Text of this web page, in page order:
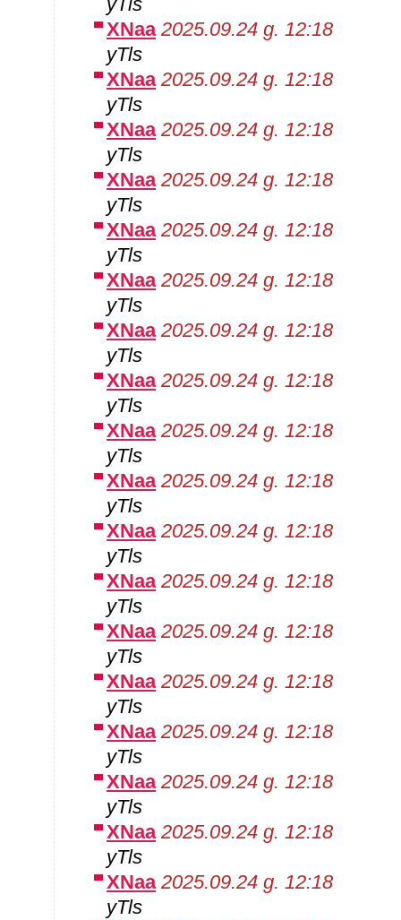
XNaa 2025.09.24 g. 12:18
yTls
XNaa 2025.09.24 g. 12:18
yTls
XNaa 2025.09.24 g. 12:18
yTls
XNaa 2025.09.24 g. 12:18
yTls
XNaa 2025.09.24 g. 12:18
yTls
XNaa 2025.09.24 g. 12:18
yTls
XNaa 2025.09.24 g. 12:18
yTls
XNaa 2025.09.24 g. 12:18
yTls
XNaa 2025.09.24 g. 12:18
yTls
XNaa 2025.09.24 g. 12:18
yTls
XNaa 2025.09.24 g. 12:18
yTls
XNaa 2025.09.24 g. 12:18
yTls
XNaa 2025.09.24 g. 12:18
yTls
XNaa 2025.09.24 g. 12:18
yTls
XNaa 2025.09.24 g. 12:18
yTls
XNaa 2025.09.24 g. 12:18
yTls
XNaa 2025.09.24 g. 12:18
yTls
XNaa 2025.09.24 g. 12:18
yTls